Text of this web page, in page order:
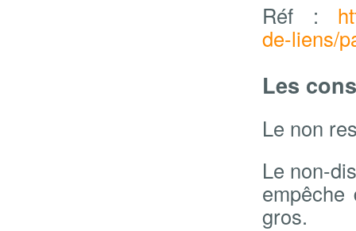
Réf :
de-liens/
Les
Le non
Le non-
gros.